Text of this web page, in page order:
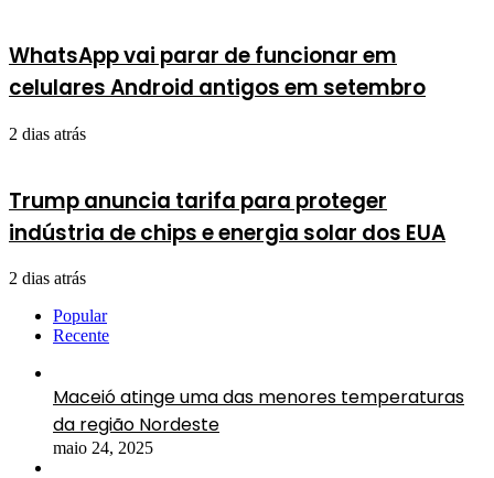
WhatsApp vai parar de funcionar em
celulares Android antigos em setembro
2 dias atrás
Trump anuncia tarifa para proteger
indústria de chips e energia solar dos EUA
2 dias atrás
Popular
Recente
Maceió atinge uma das menores temperaturas
da região Nordeste
maio 24, 2025